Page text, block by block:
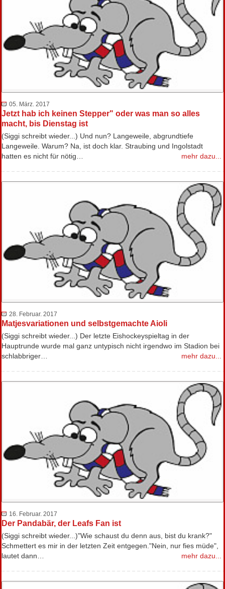
05. März. 2017
Jetzt hab ich keinen Stepper" oder was man so alles
macht, bis Dienstag ist
(Siggi schreibt wieder...) Und nun? Langeweile, abgrundtiefe
Langeweile. Warum? Na, ist doch klar. Straubing und Ingolstadt
hatten es nicht für nötig…
mehr dazu...
28. Februar. 2017
Matjesvariationen und selbstgemachte Aioli
(Siggi schreibt wieder...) Der letzte Eishockeyspieltag in der
Hauptrunde wurde mal ganz untypisch nicht irgendwo im Stadion bei
schlabbriger…
mehr dazu...
16. Februar. 2017
Der Pandabär, der Leafs Fan ist
(Siggi schreibt wieder...)"Wie schaust du denn aus, bist du krank?"
Schmettert es mir in der letzten Zeit entgegen."Nein, nur fies müde",
lautet dann…
mehr dazu...